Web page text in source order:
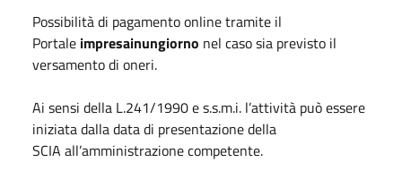
Possibilità di pagamento online tramite il
Portale impresainungio​rno nel caso sia previsto il
versamento di oneri.
Ai sensi della L.241/1990 e s.s.m.i. l’attività può essere
iniziata dalla data di presentazione della
SCIA all’amministrazione competente.